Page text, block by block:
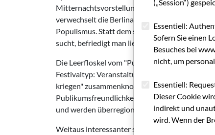
Mitternachtsvorstellungen wurden ganz
verwechselt die Berlinale den berechtigten
Populismus. Statt dem sehr offenen Publikum
sucht, befriedigt man lieber die
Die Leerfloskel vom "Publikumsfestival" wird
Festivaltyp: Veranstaltungen, die ihr
kriegen" zusammenknoten, Filme anderer
Publikumsfreundlichkeit ummänteln. Vor allem
und werden überregional kaum
Weitaus interessanter sind zwei Festivals mit
(„Session“)
Essentiell:
Sofern Sie einen
Besuches bei
nicht, um
Essentiell:
Dieser Cookie
indirekt und
wird. Wenn der